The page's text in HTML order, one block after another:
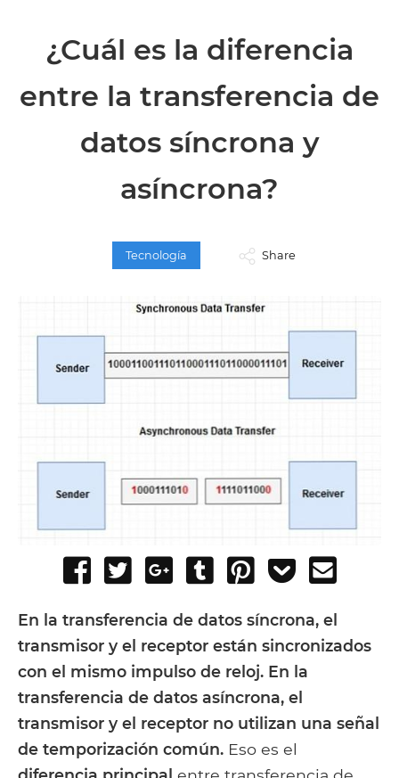
¿Cuál es la diferencia
entre la transferencia de
datos síncrona y
asíncrona?
Tecnología Share
Share
Facebook
Tweet
Share
Google+
Post
Tumblr
Pin
Add
Pocket
En la transferencia de datos síncrona, el
transmisor y el receptor están sincronizados
con el mismo impulso de reloj. En la
transferencia de datos asíncrona, el
transmisor y el receptor no utilizan una señal
de temporización común. Eso es el